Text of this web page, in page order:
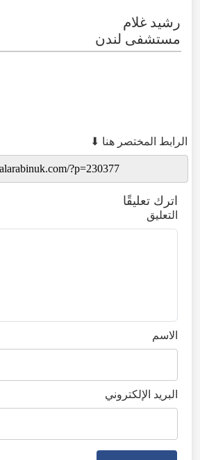
رشيد غلام
مستشفى لندن
الرابط المختصر هنا ⬇
اترك تعليقًا
التعليق
الاسم
البريد الإلكتروني